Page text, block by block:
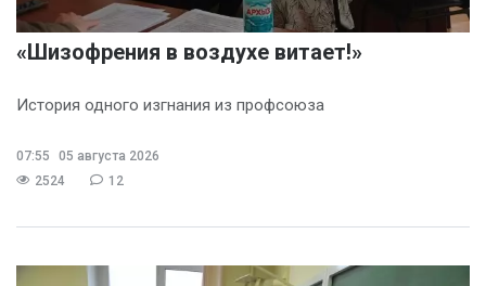
«Шизофрения в воздухе витает!»
История одного изгнания из профсоюза
07:55
05 августа 2026
2524
12